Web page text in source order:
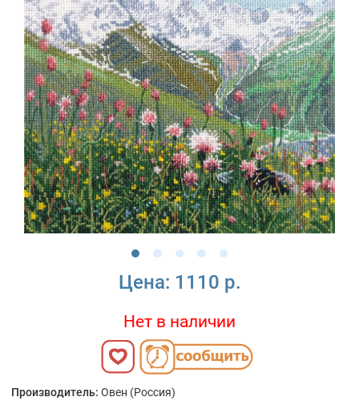
Цена: 1110 р.
Нет в наличии
Производитель: Овен (Россия)